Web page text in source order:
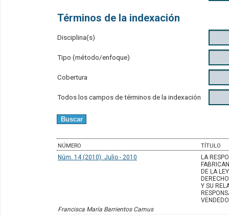
Términos de la indexación
Disciplina(s)
Tipo (método/enfoque)
Cobertura
Todos los campos de términos de la indexación
NÚMERO
TÍTULO
Núm. 14 (2010): Julio - 2010
LA
DE LA
Y SU
Francisca María Barrientos Camus